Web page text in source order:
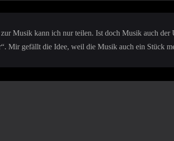
Musik kann ich nur teilen. Ist doch Musik auch der
Mir gefällt die Idee, weil die Musik auch ein Stück